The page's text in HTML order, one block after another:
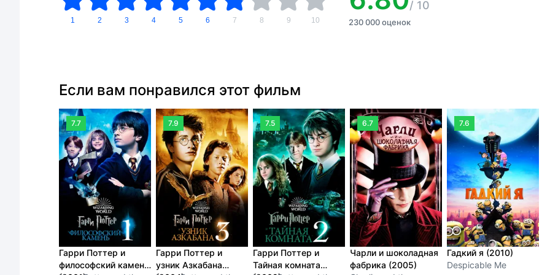
1 2 3 4 5 6 7 8 9 10
/ 10
230 000 оценок
Если вам понравился этот фильм
7.7
Гарри Поттер и
философский камень
7.9
Гарри Поттер и
узник Азкабана
7.5
Гарри Поттер и
Тайная комната
6.7
Чарли и шоколадная
фабрика (2005)
7.6
Гадкий я (2010)
Despicable Me